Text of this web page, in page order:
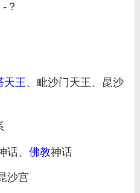
-？
天王、毗沙门天王、昆沙
话、 佛教神话
沙宫